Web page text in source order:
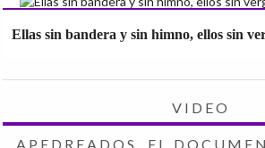
Ellas sin bandera y sin himno, ellos sin
VIDEO
APEDREADOS, EL